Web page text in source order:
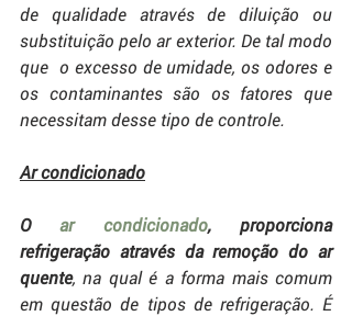
de qualidade através de diluição ou
substituição pelo ar exterior. De tal modo
que  o excesso de umidade, os odores e
os contaminantes são os fatores que
necessitam desse tipo de controle.
Ar condicionado
O ar condicionado, proporciona
refrigeração através da remoção do ar
quente, na qual é a forma mais comum
em questão de tipos de refrigeração. É